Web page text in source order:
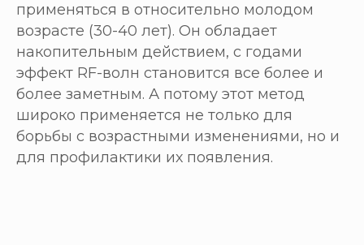
применяться в относительно молодом
возрасте (30-40 лет). Он обладает
накопительным действием, с годами
эффект RF-волн становится все более и
более заметным. А потому этот метод
широко применяется не только для
борьбы с возрастными изменениями, но и
для профилактики их появления.